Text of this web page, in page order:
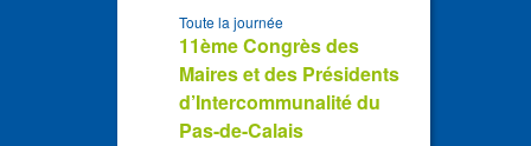
11ème Congrès des
Maires et des Présidents
d’Intercommunalité du
Pas-de-Calais
Toute la journée